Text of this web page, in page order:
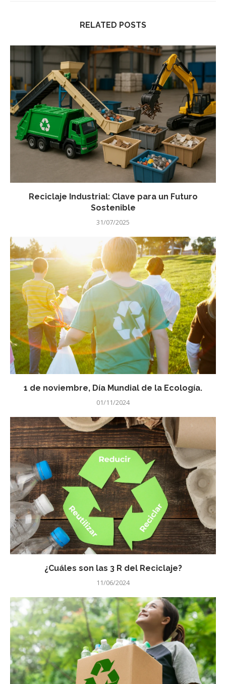
RELATED POSTS
Reciclaje Industrial: Clave para un Futuro
Sostenible
31/07/2025
1 de noviembre, Día Mundial de la Ecología.
01/11/2024
¿Cuáles son las 3 R del Reciclaje?
11/06/2024